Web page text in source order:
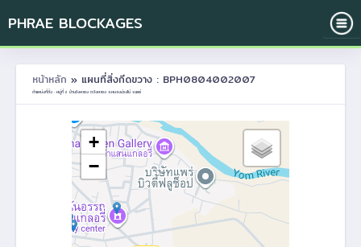
PHRAE BLOCKAGES
หน้าหลัก » แผนที่สิ่งกีดขวาง : BPH0804002007
ตำแหน่งที่ตั้ง : หมู่ที่ 2 บ้านวังหลวง ต.วังหลวง อ.หนองม่วงไข่ จ.แพร่
+
−